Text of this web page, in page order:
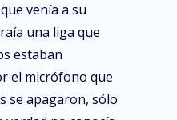
venía a su
una liga que
estaban
el micrófono que
se apagaron, sólo